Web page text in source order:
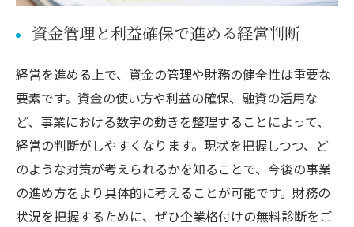
資金管理と利益確保で進める経営判断
経営を進める上で、資金の管理や財務の健全性は重要な
要素です。資金の使い方や利益の確保、融資の活用な
ど、事業における数字の動きを整理することによって、
経営の判断がしやすくなります。現状を把握しつつ、ど
のような対策が考えられるかを知ることで、今後の事業
の進め方をより具体的に考えることが可能です。財務の
状況を把握するために、ぜひ企業格付けの無料診断をご